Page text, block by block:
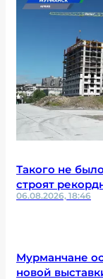
Такого не
строят
06.08.2026, 18:46
Мурманчане
новой